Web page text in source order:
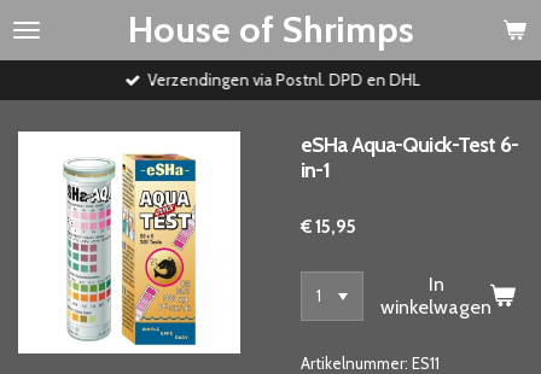
Ga
House of Shrimps
Verzendingen via Postnl. DPD en DHL
eSHa Aqua-Quick-Test 6-
in-1
€ 15,95
In
winkelwagen
Artikelnummer: ES11